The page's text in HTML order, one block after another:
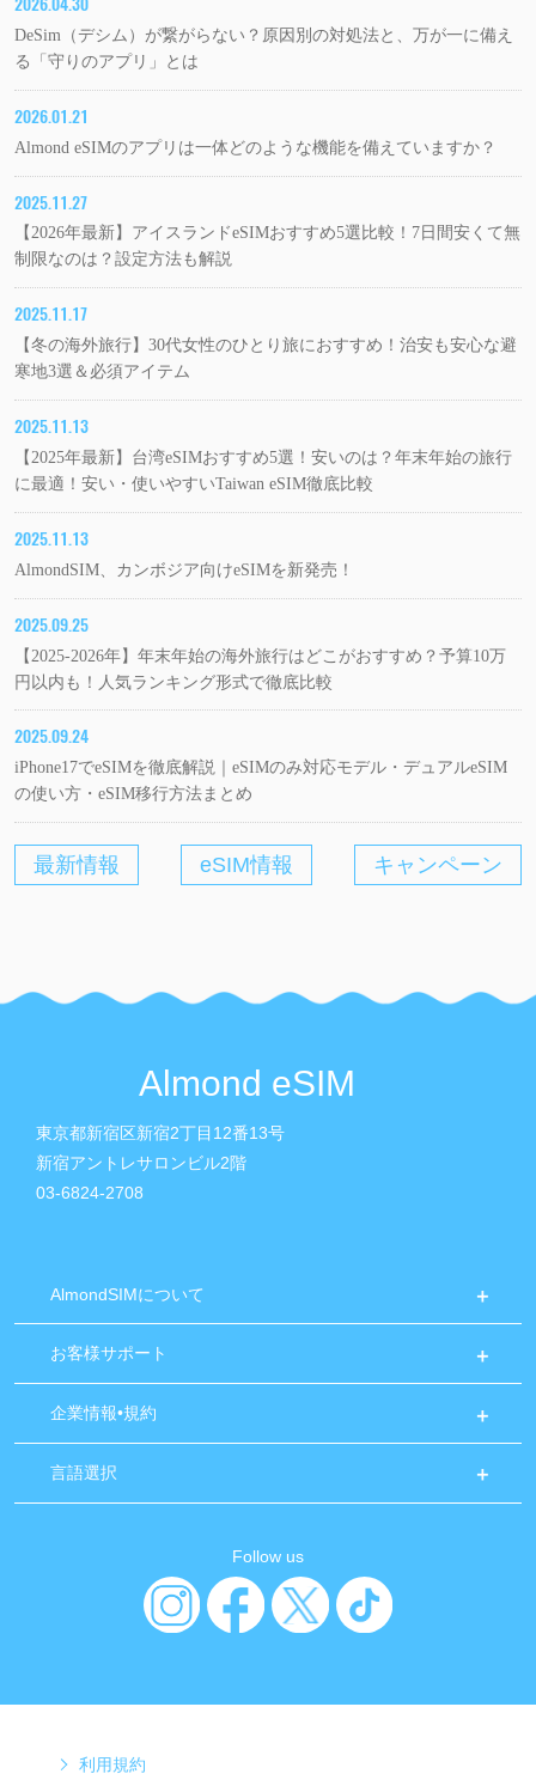
DeSim（デシム）が繋がらない？原因別の対処法と、万が一に備え
る「守りのアプリ」とは
2026.01.21
Almond eSIMのアプリは一体どのような機能を備えていますか？
2025.11.27
【2026年最新】アイスランドeSIMおすすめ5選比較！7日間安くて無
制限なのは？設定方法も解説
2025.11.17
【冬の海外旅行】30代女性のひとり旅におすすめ！治安も安心な避
寒地3選＆必須アイテム
2025.11.13
【2025年最新】台湾eSIMおすすめ5選！安いのは？年末年始の旅行
に最適！安い・使いやすいTaiwan eSIM徹底比較
2025.11.13
AlmondSIM、カンボジア向けeSIMを新発売！
2025.09.25
【2025-2026年】年末年始の海外旅行はどこがおすすめ？予算10万
円以内も！人気ランキング形式で徹底比較
2025.09.24
iPhone17でeSIMを徹底解説｜eSIMのみ対応モデル・デュアルeSIM
の使い方・eSIM移行方法まとめ
最新情報 eSIM情報 キャンペーン
Almond eSIM
東京都新宿区新宿2丁目12番13号
新宿アントレサロンビル2階
03-6824-2708
AlmondSIMについて
お客様サポート
企業情報•規約
言語選択
Follow us
利用規約